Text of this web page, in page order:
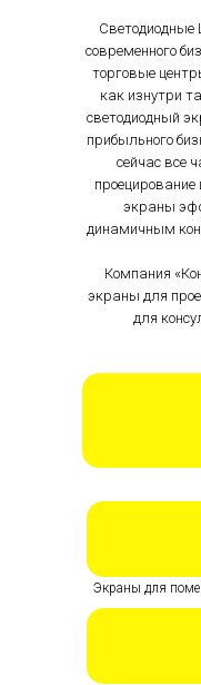
Светодиодные
современного
торговые
как изнутри
светодиодный
прибыльного
сейчас все
экраны
динамичным
Компания
экраны для
для
Экраны для